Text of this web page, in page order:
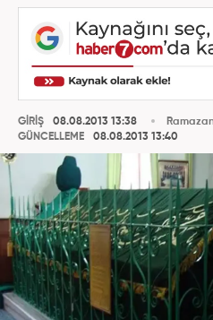
GİRİŞ
08.08.2013 13:38
GÜNCELLEME
08.08.2013 13:40